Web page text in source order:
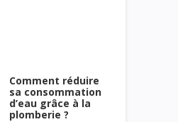
Comment réduire
sa consommation
d’eau grâce à la
plomberie ?